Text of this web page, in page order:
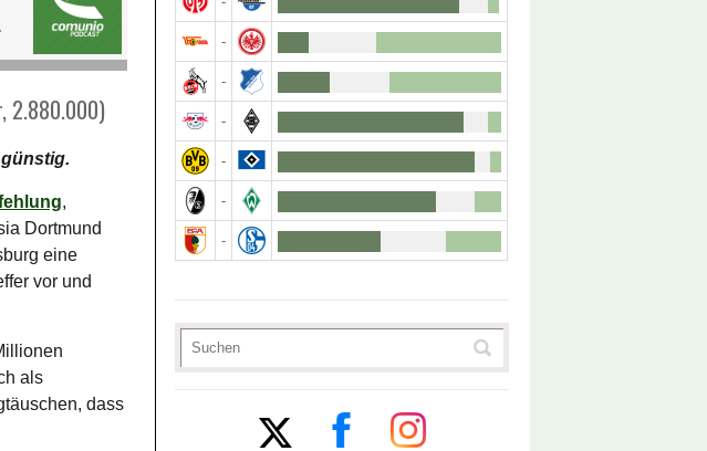
2.880.000)
,
Dortmund
eine
vor und
als
dass
-
-
-
-
-
-